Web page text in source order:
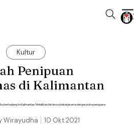
Kultur
Penipuan
di Kalimantan
bertualang ke Kalimantan. Melejitkan bisnisnya bekerjasama dengan putra penguasa.
10 Okt 2021
Wirayudha